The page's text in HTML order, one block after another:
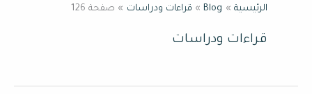
الرئيسية Blog قراءات ودراسات صفحة 126
قراءات ودراسات